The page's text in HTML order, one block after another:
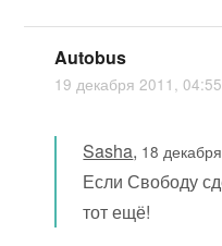
Autobus
19 декабря 2011,
Sasha, 18
Если Свободу
тот ещё!